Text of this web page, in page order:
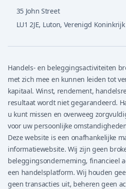
35 John Street
LU1 2JE, Luton, Verenigd Koninkrijk
Handels- en beleggingsactiviteiten
met zich mee en kunnen leiden tot
kapitaal. Winst, rendement,
resultaat wordt niet gegarandeerd.
u kunt missen en overweeg
voor uw persoonlijke
Deze website is een onafhankelijke
informatiewebsite. Wij zijn geen
beleggingsonderneming, financieel
een handelsplatform. Wij houden
geen transacties uit, beheren geen